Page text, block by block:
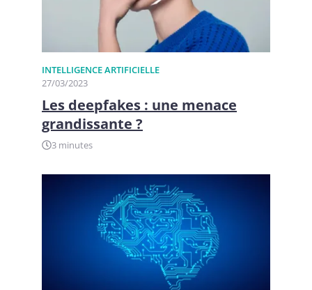
INTELLIGENCE ARTIFICIELLE
27/03/2023
Les deepfakes : une menace
grandissante ?
3 minutes